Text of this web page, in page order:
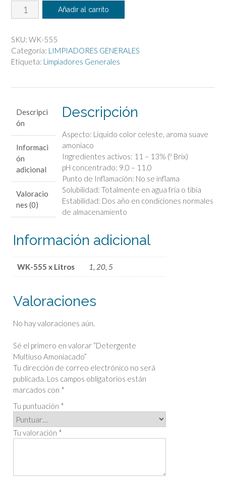
Detergente
Multiuso
cantidad
Añadir al carrito
SKU: WK-555
Categoría: LIMPIADORES GENERALES
Etiqueta: Limpiadores Generales
Descripci
ón
Informaci
ón
adicional
Valoracio
nes (0)
Descripción
Aspecto: Líquido color celeste, aroma suave
amoniaco
Ingredientes activos: 11 – 13% (º Brix)
pH concentrado: 9.0 – 11.0
Punto de Inflamación: No se inflama
Solubilidad: Totalmente en agua fría o tibia
Estabilidad: Dos año en condiciones normales
de almacenamiento
Información adicional
WK-555 x Litros 1, 20, 5
Valoraciones
No hay valoraciones aún.
Sé el primero en valorar “Detergente
Multiuso Amoniacado”
Tu dirección de correo electrónico no será
publicada. Los campos obligatorios están
marcados con *
Tu puntuación *
Tu valoración *